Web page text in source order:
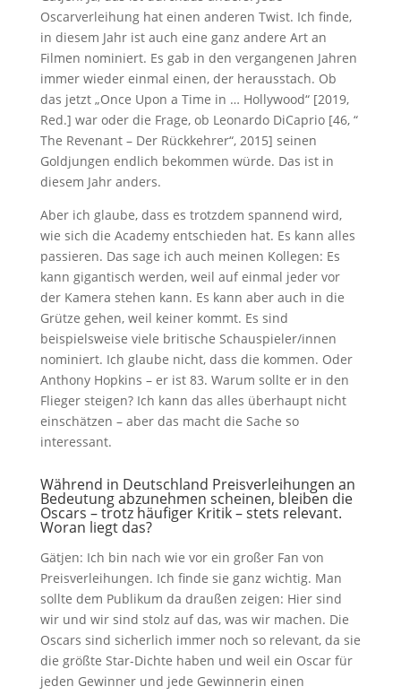
Oscarverleihung hat einen anderen Twist. Ich finde,
in diesem Jahr ist auch eine ganz andere Art an
Filmen nominiert. Es gab in den vergangenen Jahren
immer wieder einmal einen, der herausstach. Ob
das jetzt „Once Upon a Time in … Hollywood“ [2019,
Red.] war oder die Frage, ob Leonardo DiCaprio [46, “
The Revenant – Der Rückkehrer“, 2015] seinen
Goldjungen endlich bekommen würde. Das ist in
diesem Jahr anders.
Aber ich glaube, dass es trotzdem spannend wird,
wie sich die Academy entschieden hat. Es kann alles
passieren. Das sage ich auch meinen Kollegen: Es
kann gigantisch werden, weil auf einmal jeder vor
der Kamera stehen kann. Es kann aber auch in die
Grütze gehen, weil keiner kommt. Es sind
beispielsweise viele britische Schauspieler/innen
nominiert. Ich glaube nicht, dass die kommen. Oder
Anthony Hopkins – er ist 83. Warum sollte er in den
Flieger steigen? Ich kann das alles überhaupt nicht
einschätzen – aber das macht die Sache so
interessant.
Während in Deutschland Preisverleihungen an
Bedeutung abzunehmen scheinen, bleiben die
Oscars – trotz häufiger Kritik – stets relevant.
Woran liegt das?
Gätjen: Ich bin nach wie vor ein großer Fan von
Preisverleihungen. Ich finde sie ganz wichtig. Man
sollte dem Publikum da draußen zeigen: Hier sind
wir und wir sind stolz auf das, was wir machen. Die
Oscars sind sicherlich immer noch so relevant, da sie
die größte Star-Dichte haben und weil ein Oscar für
jeden Gewinner und jede Gewinnerin einen